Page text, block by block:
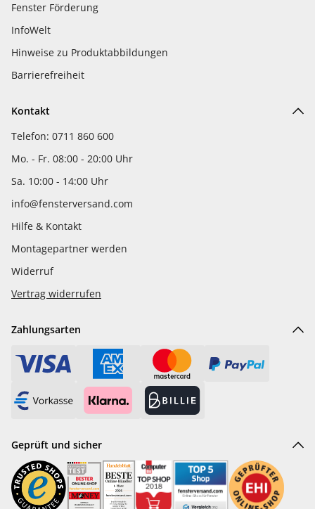
Fenster Förderung
InfoWelt
Hinweise zu Produktabbildungen
Barrierefreiheit
Kontakt
Telefon: 0711 860 600
Mo. - Fr. 08:00 - 20:00 Uhr
Sa. 10:00 - 14:00 Uhr
info@fensterversand.com
Hilfe & Kontakt
Montagepartner werden
Widerruf
Vertrag widerrufen
Zahlungsarten
Geprüft und sicher